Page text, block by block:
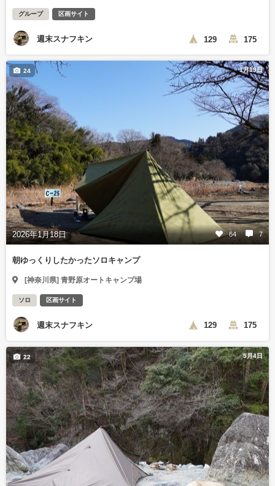
グループ 区画サイト
週末スナフキン 129 175
1月19日
2026年1月18日 64 7
24
朝ゆっくりしたかったソロキャンプ
[神奈川県] 青野原オートキャンプ場
ソロ 区画サイト
週末スナフキン 129 175
5月4日
22